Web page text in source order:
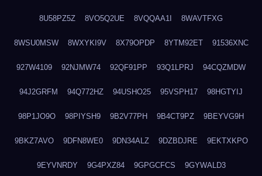
8U58PZ5Z 8VO5Q2UE 8VQQAA1I 8WAVTFXG
8WSU0MSW 8WXYKI9V 8X79OPDP 8YTM92ET 91536XNC
927W4109 92NJMW74 92QF91PP 93Q1LPRJ 94CQZMDW
94J2GRFM 94Q772HZ 94USHO25 95VSPH17 98HGTYIJ
98P1JO9O 98PIYSH9 9B2V77PH 9B4CT9PZ 9BEYVG9H
9BKZ7AVO 9DFN8WE0 9DN34ALZ 9DZBDJRE 9EKTXKPO
9EYVNRDY 9G4PXZ84 9GPGCFCS 9GYWALD3